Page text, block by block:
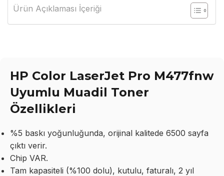
Ürün Açıklaması İçeriği
HP Color LaserJet Pro M477fnw
Uyumlu Muadil Toner
Özellikleri
%5 baskı yoğunluğunda, orijinal kalitede 6500 sayfa
çıktı verir.
Chip VAR.
Tam kapasiteli (%100 dolu), kutulu, faturalı, 2 yıl